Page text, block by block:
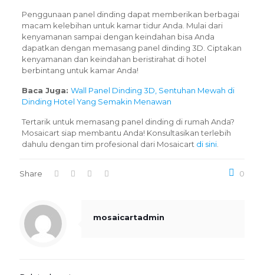
Penggunaan panel dinding dapat memberikan berbagai
macam kelebihan untuk kamar tidur Anda. Mulai dari
kenyamanan sampai dengan keindahan bisa Anda
dapatkan dengan memasang panel dinding 3D. Ciptakan
kenyamanan dan keindahan beristirahat di hotel
berbintang untuk kamar Anda!
Baca Juga: Wall Panel Dinding 3D, Sentuhan Mewah di
Dinding Hotel Yang Semakin Menawan
Tertarik untuk memasang panel dinding di rumah Anda?
Mosaicart siap membantu Anda! Konsultasikan terlebih
dahulu dengan tim profesional dari Mosaicart di sini.
Share 0
mosaicartadmin